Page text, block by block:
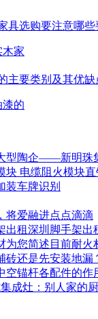
木家
漆的
型陶企——新明珠
块 电缆阻火模块
装车牌识别
将爱融进点点滴滴
出租深圳脚手架出
为您简述目前耐
砖还是先安装地漏
空锚杆各配件的作
成灶：别人家的